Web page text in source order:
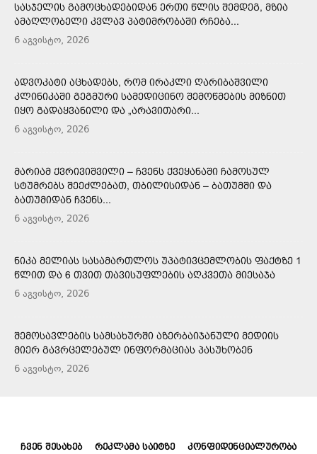
ᲡᲐᲡᲯᲔᲚᲘᲡ ᲒᲐᲛᲝᲪᲮᲐᲓᲔᲑᲘᲓᲐᲜ ᲔᲠᲗᲘ ᲬᲚᲘᲡ ᲨᲔᲛᲓᲔᲒ, ᲛᲖᲘᲐ
ᲐᲛᲐᲦᲚᲝᲑᲔᲚᲘ ᲙᲕᲚᲐᲕ ᲞᲐᲢᲘᲛᲠᲝᲑᲐᲨᲘ ᲠᲩᲔᲑᲐ...
6 აგვისტო, 2026
ᲐᲓᲕᲝᲙᲐᲢᲘ ᲐᲪᲮᲐᲓᲔᲑᲡ, ᲠᲝᲛ ᲘᲠᲐᲙᲚᲘ ᲦᲐᲠᲘᲑᲐᲨᲕᲘᲚᲘ
ᲙᲚᲘᲜᲘᲙᲐᲨᲘ ᲒᲔᲒᲛᲣᲠᲘ ᲡᲐᲛᲔᲓᲘᲪᲘᲜᲝ ᲨᲔᲛᲝᲬᲛᲔᲑᲘᲡ ᲛᲘᲖᲜᲘᲗ
ᲘᲧᲝ ᲒᲐᲓᲐᲧᲕᲐᲜᲘᲚᲘ ᲓᲐ „ᲐᲠᲐᲕᲘᲗᲐᲠᲘ...
6 აგვისტო, 2026
ᲛᲐᲠᲘᲐᲛ ᲥᲕᲠᲘᲕᲘᲨᲕᲘᲚᲘ – ᲩᲕᲔᲜᲡ ᲥᲕᲔᲧᲐᲜᲐᲨᲘ ᲩᲐᲛᲝᲡᲣᲚ
ᲡᲢᲣᲛᲠᲔᲑᲡ ᲨᲔᲔᲫᲚᲔᲑᲐᲗ, ᲗᲑᲘᲚᲘᲡᲘᲓᲐᲜ – ᲑᲐᲗᲣᲛᲨᲘ ᲓᲐ
ᲑᲐᲗᲣᲛᲘᲓᲐᲜ ᲩᲕᲔᲜᲡ...
6 აგვისტო, 2026
ᲜᲘᲙᲐ ᲛᲔᲚᲘᲐᲡ ᲡᲐᲡᲐᲛᲐᲠᲗᲚᲝᲡ ᲣᲞᲐᲢᲘᲕᲪᲔᲛᲚᲝᲑᲘᲡ ᲤᲐᲥᲢᲖᲔ 1
ᲬᲚᲘᲗ ᲓᲐ 6 ᲗᲕᲘᲗ ᲗᲐᲕᲘᲡᲣᲤᲚᲔᲑᲘᲡ ᲐᲦᲙᲕᲔᲗᲐ ᲛᲘᲔᲡᲐᲯᲐ
6 აგვისტო, 2026
ᲨᲔᲛᲝᲡᲐᲕᲚᲔᲑᲘᲡ ᲡᲐᲛᲡᲐᲮᲣᲠᲨᲘ ᲐᲖᲔᲠᲑᲐᲘᲯᲐᲜᲣᲚᲘ ᲛᲔᲓᲘᲘᲡ
ᲛᲘᲔᲠ ᲒᲐᲕᲠᲪᲔᲚᲔᲑᲣᲚ ᲘᲜᲤᲝᲠᲛᲐᲪᲘᲐᲡ ᲞᲐᲡᲣᲮᲝᲑᲔᲜ
6 აგვისტო, 2026
ᲩᲕᲔᲜ ᲨᲔᲡᲐᲮᲔᲑ ᲠᲔᲙᲚᲐᲛᲐ ᲡᲐᲘᲢᲖᲔ ᲙᲝᲜᲤᲘᲓᲔᲜᲪᲘᲐᲚᲣᲠᲝᲑᲐ